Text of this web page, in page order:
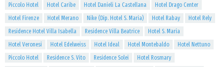
Piccolo Hotel
Hotel Caribe Hotel Danieli La Castellana
Hotel Drago Center
Hotel Firenze
Hotel Merano Nike (Dip. Hotel S. Maria) Hotel Rabay
Hotel Rely
Residence Hotel Villa Isabella
Residence Villa Beatrice
Hotel S. Maria
Hotel Veronesi
Hotel Edelweiss Hotel Ideal Hotel Montebaldo
Hotel Nettuno
Piccolo Hotel
Residence S. Vito Residence Solei
Hotel Rosmary